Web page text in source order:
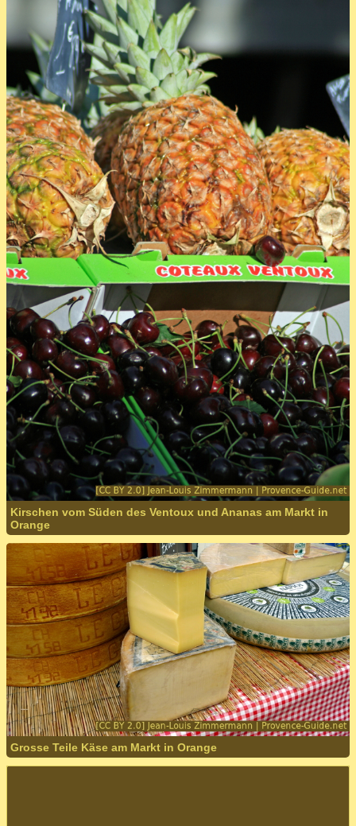
Kirschen vom Süden des Ventoux und Ananas am Markt in
Orange
Grosse Teile Käse am Markt in Orange